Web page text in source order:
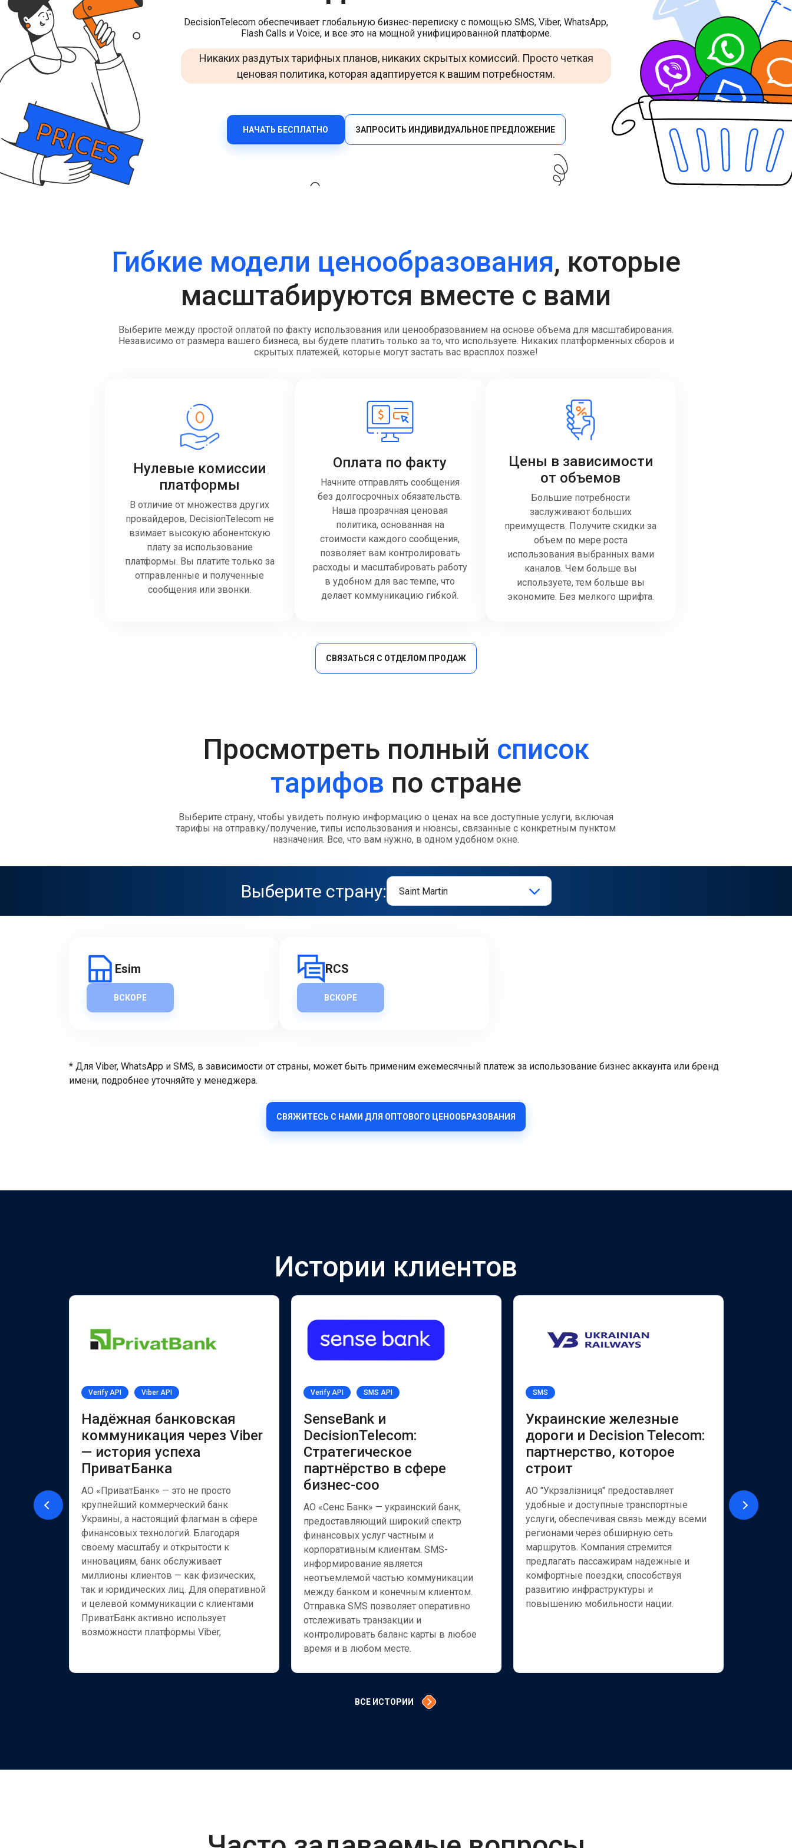
Улучшайте взаимодействие с клиентами через
WhatsApp по всему миру.
RCS Messaging
Откройте возможности бизнес-сообщений нового
поколения с мультимедиа и интерактивностью.
Voice (VoIP Gateway)
Единый глобальный VoIP-хаб для качественных
бизнес-звонков по всему миру.
мультиканальность с помощью универсального API.
Проверяйте номера для точной маршрутизации
сообщений.
Flash Call
Офисы
DecisionTelecom обеспечивает глобальную бизнес-переписку с помощью SMS, Viber, WhatsApp,
Flash Calls и Voice, и все это на мощной унифицированной платформе.
Никаких раздутых тарифных планов, никаких скрытых комиссий. Просто четкая
ценовая политика, которая адаптируется к вашим потребностям.
НАЧАТЬ БЕСПЛАТНО ЗАПРОСИТЬ ИНДИВИДУАЛЬНОЕ ПРЕДЛОЖЕНИЕ
Гибкие модели ценообразования, которые
масштабируются вместе с вами
Выберите между простой оплатой по факту использования или ценообразованием на основе объема для масштабирования.
Независимо от размера вашего бизнеса, вы будете платить только за то, что используете. Никаких платформенных сборов и
скрытых платежей, которые могут застать вас врасплох позже!
Нулевые комиссии
платформы
В отличие от множества других
провайдеров, DecisionTelecom не
взимает высокую абонентскую
плату за использование
платформы. Вы платите только за
отправленные и полученные
сообщения или звонки.
Оплата по факту
Начните отправлять сообщения
без долгосрочных обязательств.
Наша прозрачная ценовая
политика, основанная на
стоимости каждого сообщения,
позволяет вам контролировать
расходы и масштабировать работу
в удобном для вас темпе, что
делает коммуникацию гибкой.
Цены в зависимости
от объемов
Большие потребности
заслуживают больших
преимуществ. Получите скидки за
объем по мере роста
использования выбранных вами
каналов. Чем больше вы
используете, тем больше вы
экономите. Без мелкого шрифта.
СВЯЗАТЬСЯ С ОТДЕЛОМ ПРОДАЖ
Просмотреть полный список
тарифов по стране
Выберите страну, чтобы увидеть полную информацию о ценах на все доступные услуги, включая
тарифы на отправку/получение, типы использования и нюансы, связанные с конкретным пунктом
назначения. Все, что вам нужно, в одном удобном окне.
Выберите страну:
Esim
ВСКОРЕ
RCS
ВСКОРЕ
* Для Viber, WhatsApp и SMS, в зависимости от страны, может быть применим ежемесячный платеж за использование бизнес аккаунта или бренд
имени, подробнее уточняйте у менеджера.
СВЯЖИТЕСЬ С НАМИ ДЛЯ ОПТОВОГО ЦЕНООБРАЗОВАНИЯ
Истории клиентов
Verify API Viber API
Надёжная банковская
коммуникация через Viber
— история успеха
ПриватБанка
АО «ПриватБанк» — это не просто
крупнейший коммерческий банк
Украины, а настоящий флагман в сфере
финансовых технологий. Благодаря
своему масштабу и открытости к
инновациям, банк обслуживает
миллионы клиентов — как физических,
так и юридических лиц. Для оперативной
и целевой коммуникации с клиентами
ПриватБанк активно использует
возможности платформы Viber,
Verify API SMS API
SenseBank и
DecisionTelecom:
Стратегическое
партнёрство в сфере
бизнес-соо
АО «Сенс Банк» — украинский банк,
предоставляющий широкий спектр
финансовых услуг частным и
корпоративным клиентам. SMS-
информирование является
неотъемлемой частью коммуникации
между банком и конечным клиентом.
Отправка SMS позволяет оперативно
отслеживать транзакции и
контролировать баланс карты в любое
время и в любом месте.
SMS
Украинские железные
дороги и Decision Telecom:
партнерство, которое
строит
АО "Укрзалізниця" предоставляет
удобные и доступные транспортные
услуги, обеспечивая связь между всеми
регионами через обширную сеть
маршрутов. Компания стремится
предлагать пассажирам надежные и
комфортные поездки, способствуя
развитию инфраструктуры и
повышению мобильности нации.
АО
из
Украины,
ВСЕ ИСТОРИИ